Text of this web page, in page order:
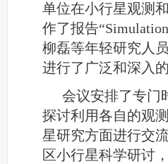
单位在小行星观测
作了报告“
柳磊等年轻研究人
进行了广泛和深入
会议安排了专门
探讨利用各自的观
星研究方面进行交
区小行星科学研讨